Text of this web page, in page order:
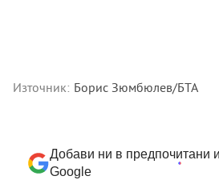
Източник: Борис Зюмбюлев/БТА
Добави ни в предпочитани
Google